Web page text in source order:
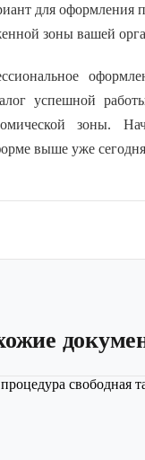
для оформления
зоны вашей
успешной
зоны.
выше уже